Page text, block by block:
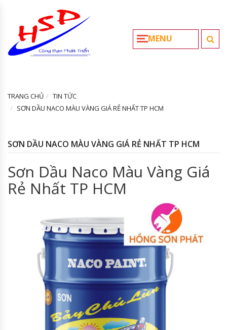
MENU
TRANG CHỦ
TIN TỨC
SƠN DẦU NACO MÀU VÀNG GIÁ RẺ NHẤT TP HCM
SƠN DẦU NACO MÀU VÀNG GIÁ RẺ NHẤT TP HCM
Sơn Dầu Naco Màu Vàng Giá
Rẻ Nhất TP HCM